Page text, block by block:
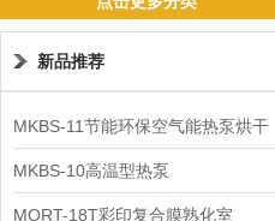
新品推荐
MKBS-11节能环保空气能热泵烘干
机
MKBS-10高温型热泵
MORT-18T彩印复合膜熟化室